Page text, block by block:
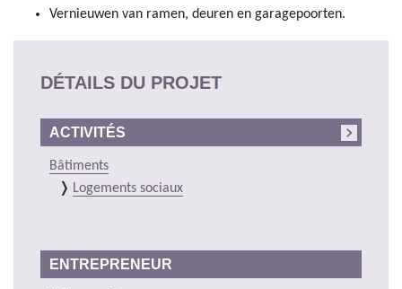
Vernieuwen van ramen, deuren en garagepoorten.
DÉTAILS DU PROJET
ACTIVITÉS
Bâtiments
Logements sociaux
ENTREPRENEUR